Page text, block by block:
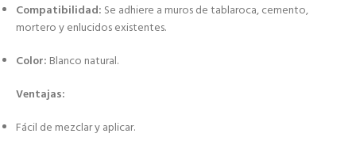
Compatibilidad: Se adhiere a muros de tablaroca, cemento,
mortero y enlucidos existentes.
Color: Blanco natural.
Ventajas:
Fácil de mezclar y aplicar.